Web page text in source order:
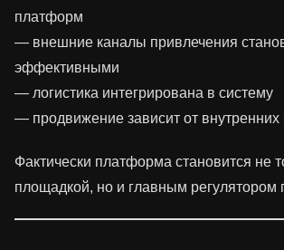
платформ
— внешние каналы привлечения
эффективными
— логистика интегрирована в систему
— продвижение зависит от внутренних
Фактически платформа становится не
площадкой, но и главным регулятором